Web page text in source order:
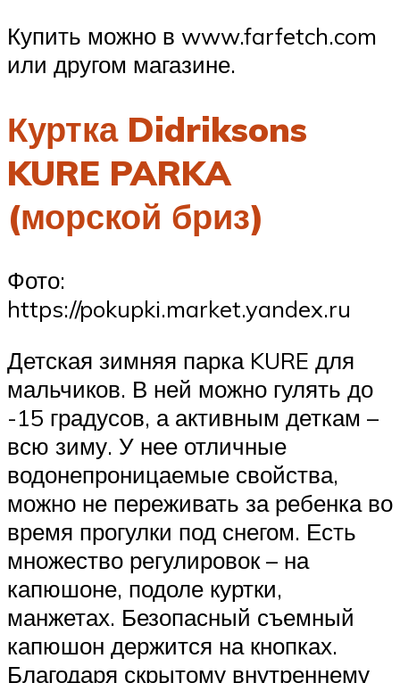
Купить можно в www.farfetch.com
или другом магазине.
Куртка Didriksons
KURE PARKA
(морской бриз)
Фото:
https://pokupki.market.yandex.ru
Детская зимняя парка KURE для
мальчиков. В ней можно гулять до
-15 градусов, а активным деткам –
всю зиму. У нее отличные
водонепроницаемые свойства,
можно не переживать за ребенка во
время прогулки под снегом. Есть
множество регулировок – на
капюшоне, подоле куртки,
манжетах. Безопасный съемный
капюшон держится на кнопках.
Благодаря скрытому внутреннему